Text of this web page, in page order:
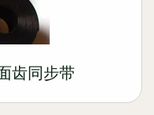
齿同步带